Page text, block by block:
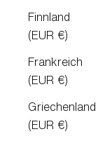
Finnland
(EUR €)
Frankreich
(EUR €)
Griechenland
(EUR €)